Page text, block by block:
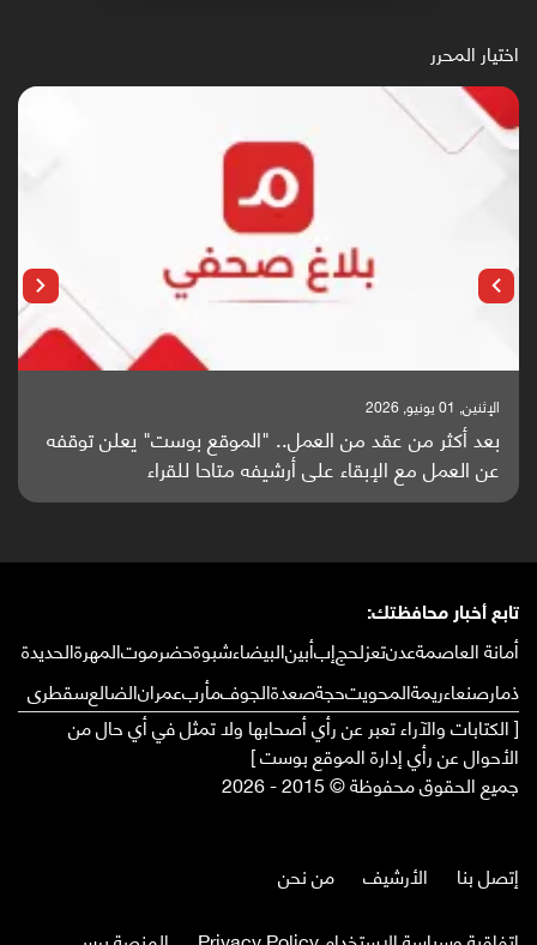
اختيار المحرر
الإثنين, 25 مايو, 2026
باحثون من اليمن يدخلون سباق أبحاث ألزهايمر بدراسة
واعدة منشورة عالميا (ترجمة)
تابع أخبار محافظتك:
أمانة العاصمةعدنتعزلحجإبأبينالبيضاءشبوةحضرموتالمهرةالحديدة
ذمارصنعاءريمةالمحويتحجةصعدةالجوفمأربعمرانالضالعسقطرى
[ الكتابات والآراء تعبر عن رأي أصحابها ولا تمثل في أي حال من
الأحوال عن رأي إدارة الموقع بوست ]
جميع الحقوق محفوظة © 2015 - 2026
إتصل بنا الأرشيف
من نحن